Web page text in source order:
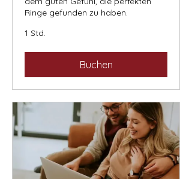
Ringe gefunden zu haben.
1 Std.
Buchen